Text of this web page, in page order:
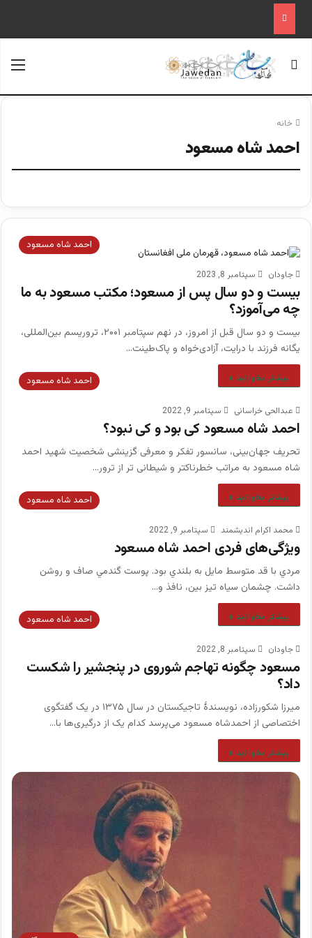
جستجو برای
خانه
احمد شاه مسعود
احمد شاه مسعود
جاودان سپتامبر 8, 2023
بیست و دو سال پس از مسعود؛ مکتب مسعود به ما
چه می‌آموزد؟
بیست و دو سال قبل از امروز، در نهم سپتامبر ۲۰۰۱، تروریسم بین‌المللی،
یگانه فرزند با درایت، آزادی‌خواه و پاک‌طینت…
بیشتر بخوانید » احمد شاه مسعود
عبدالحی خراسانی سپتامبر 9, 2022
احمد شاه مسعود کی بود و کی نبود؟
تحريف جهان‌بینی، سانسور تفكر و معرفی گزینشی شخصيت شهيد احمد
شاه مسعود به مراتب خطرناکتر و شيطانى تر از ترور…
بیشتر بخوانید » احمد شاه مسعود
محمد اکرام اندیشمند سپتامبر 9, 2022
ویژگی‌های فردی احمد شاه مسعود
مردي با قد متوسط مايل به بلندي بود. پوست گندمي صاف و روشن
داشت. چشمان سياه تيز بين، نافذ و…
بیشتر بخوانید » احمد شاه مسعود
جاودان سپتامبر 8, 2022
مسعود چگونه تهاجم شوروی در پنجشیر را شکست
داد؟
میرزا شکورزاده، نویسندۀ تاجیکستان در سال ۱۳۷۵ در یک گفتگوی
اختصاصی از احمدشاه مسعود می‌پرسد کدام یک از درگیری‌ها با…
بیشتر بخوانید »